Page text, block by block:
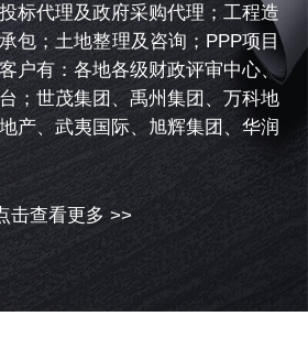
标代理及政府采购代理；工程造
包；土地整理及咨询；PPP项目
户有：各地各级财政评审中心、
；世茂集团、禹州集团、万科地
产、武夷国际、旭辉集团、华润
击查看更多 >>